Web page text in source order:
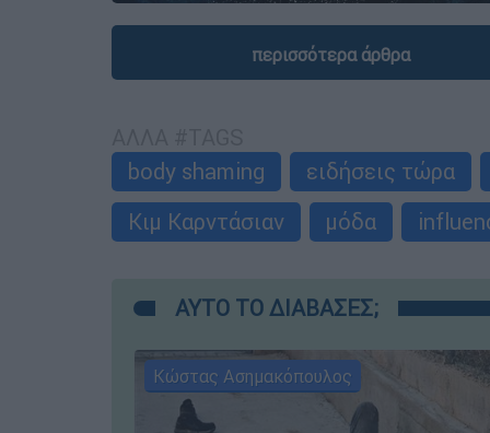
περισσότερα άρθρα
body shaming
ειδήσεις τώρα
Κιμ Καρντάσιαν
μόδα
ΑΥΤΟ ΤΟ ΔΙΑΒΑΣΕΣ;
Κώστας Ασημακόπουλος